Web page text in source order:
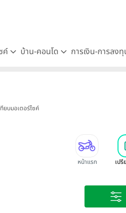
ค์ บ้าน-คอนโด การเงิน-การลง
ยบมอเตอร์ไซค์
หน้าแรก เป